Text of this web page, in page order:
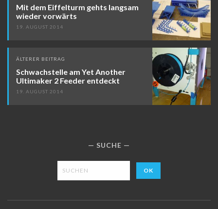
Mit dem Eiffelturm gehts langsam
wieder vorwärts
19. AUGUST 2014
ÄLTERER BEITRAG
Schwachstelle am Yet Another
Ultimaker 2 Feeder entdeckt
19. AUGUST 2014
SUCHE